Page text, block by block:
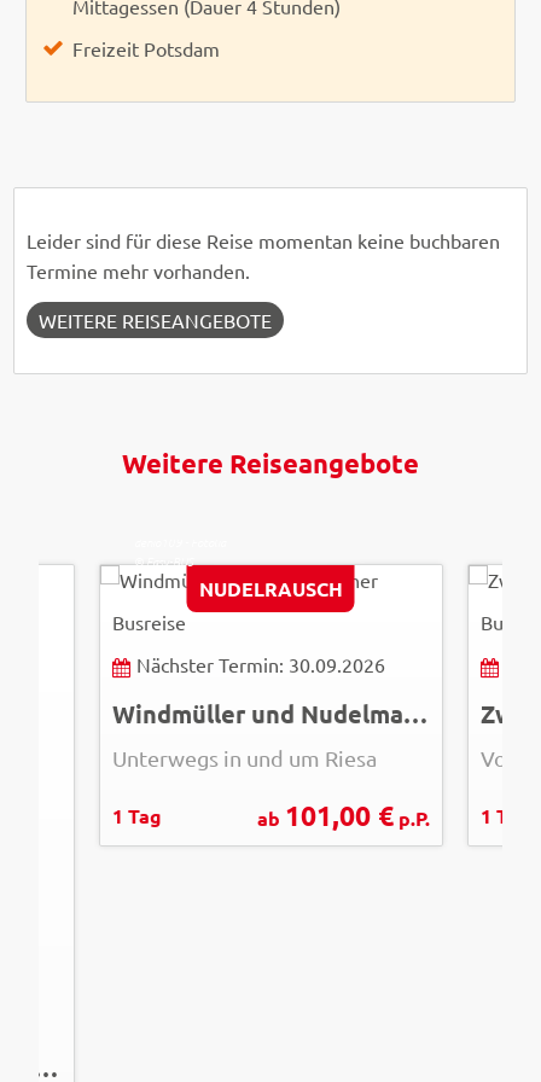
Mittagessen (Dauer 4 Stunden)
Freizeit Potsdam
Leider sind für diese Reise momentan keine buchbaren
Termine mehr vorhanden.
WEITERE REISEANGEBOTE
Weitere Reiseangebote
Peru und Chile - Von den Schätzen der Inka bis in die Weiten der Atacama-Wüste
© Easy-BUS
NUDELRAUSCH
Busreise
Nächster Termin: 30.09.2026
Windmüller und Nudelmacher
Unterwegs in und um Riesa
1 Tag ab 101,00 €p.P. 1 Tag